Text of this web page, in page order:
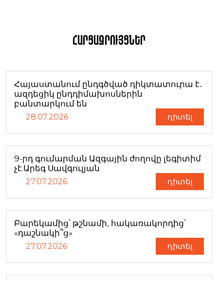
Հարցազրույցներ
Հայաստանում ընդգծված դիկտատուրա է․
ազդեցիկ ընդդիմախոսներին
բանտարկում են
28.07.2026 դիտել
9-րդ գումարման Ազգային ժողովը լեգիտիմ
չէ.Արեգ Սավգուլյան
27.07.2026 դիտել
Բարեկամից՝ թշնամի, հակառակորդից՝
«դաշնակի՞ց»
27.07.2026 դիտել